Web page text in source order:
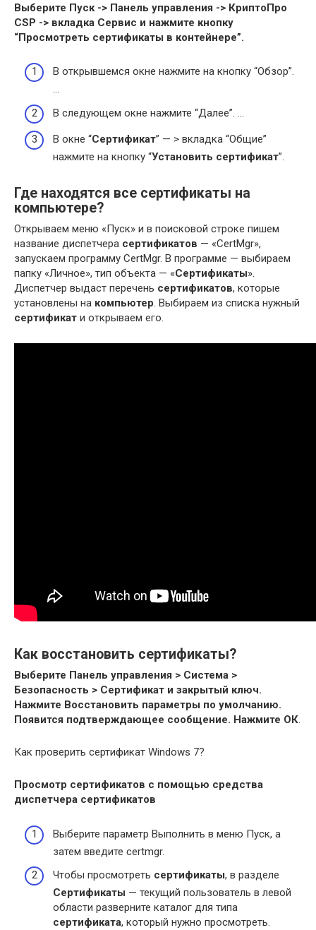
Выберите Пуск -> Панель управления -> КриптоПро
CSP -> вкладка Сервис и нажмите кнопку
“Просмотреть сертификаты в контейнере”.
В открывшемся окне нажмите на кнопку “Обзор”.
…
В следующем окне нажмите “Далее”. …
В окне “Сертификат” — > вкладка “Общие”
нажмите на кнопку “Установить сертификат”.
Где находятся все сертификаты на
компьютере?
Открываем меню «Пуск» и в поисковой строке пишем
название диспетчера сертификатов — «CertMgr»,
запускаем программу CertMgr. В программе — выбираем
папку «Личное», тип объекта — «Сертификаты».
Диспетчер выдаст перечень сертификатов, которые
установлены на компьютер. Выбираем из списка нужный
сертификат и открываем его.
Как восстановить сертификаты?
Выберите Панель управления > Система >
Безопасность > Сертификат и закрытый ключ.
Нажмите Восстановить параметры по умолчанию.
Появится подтверждающее сообщение. Нажмите ОК.
Как проверить сертификат Windows 7?
Просмотр сертификатов с помощью средства
диспетчера сертификатов
Выберите параметр Выполнить в меню Пуск, а
затем введите certmgr.
Чтобы просмотреть сертификаты, в разделе
Сертификаты — текущий пользователь в левой
области разверните каталог для типа
сертификата, который нужно просмотреть.